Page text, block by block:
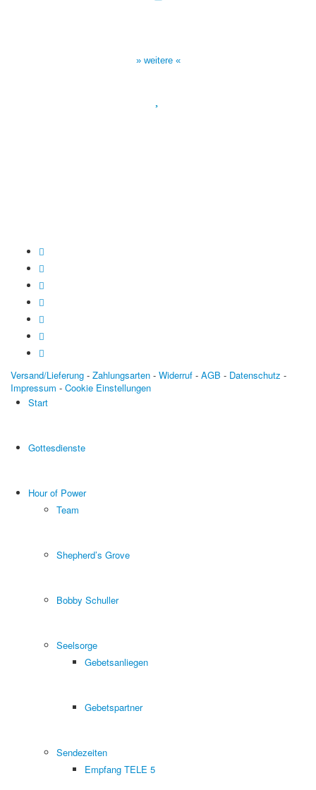
» weitere «
Versand/Lieferung - Zahlungsarten - Widerruf - AGB - Datenschutz -
Impressum - Cookie Einstellungen
Start
Gottesdienste
Hour of Power
Team
Shepherd’s Grove
Bobby Schuller
Seelsorge
Gebetsanliegen
Gebetspartner
Sendezeiten
Empfang TELE 5